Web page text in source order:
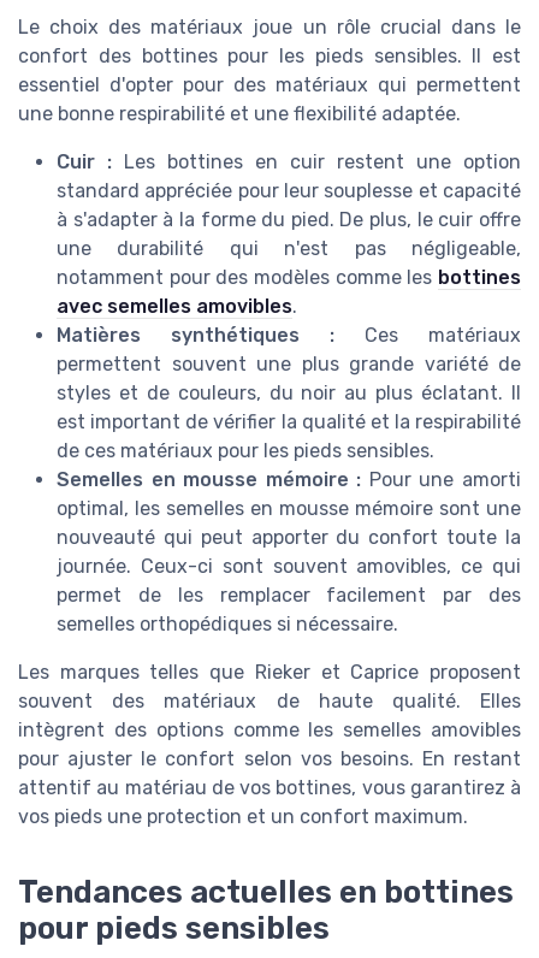
Le choix des matériaux joue un rôle crucial dans le
confort des bottines pour les pieds sensibles. Il est
essentiel d'opter pour des matériaux qui permettent
une bonne respirabilité et une flexibilité adaptée.
Cuir : Les bottines en cuir restent une option
standard appréciée pour leur souplesse et capacité
à s'adapter à la forme du pied. De plus, le cuir offre
une durabilité qui n'est pas négligeable,
notamment pour des modèles comme les bottines
avec semelles amovibles.
Matières synthétiques : Ces matériaux
permettent souvent une plus grande variété de
styles et de couleurs, du noir au plus éclatant. Il
est important de vérifier la qualité et la respirabilité
de ces matériaux pour les pieds sensibles.
Semelles en mousse mémoire : Pour une amorti
optimal, les semelles en mousse mémoire sont une
nouveauté qui peut apporter du confort toute la
journée. Ceux-ci sont souvent amovibles, ce qui
permet de les remplacer facilement par des
semelles orthopédiques si nécessaire.
Les marques telles que Rieker et Caprice proposent
souvent des matériaux de haute qualité. Elles
intègrent des options comme les semelles amovibles
pour ajuster le confort selon vos besoins. En restant
attentif au matériau de vos bottines, vous garantirez à
vos pieds une protection et un confort maximum.
Tendances actuelles en bottines
pour pieds sensibles